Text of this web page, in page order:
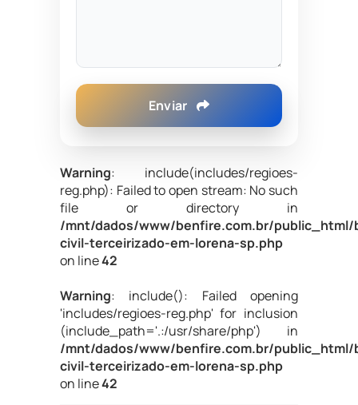
Enviar
Warning: include(includes/regioes-
reg.php): Failed to open stream: No such
file or directory in
/mnt/dados/www/benfire.com.br/public_html/
civil-terceirizado-em-lorena-sp.php
on line42
Warning: include(): Failed opening
'includes/regioes-reg.php' for inclusion
(include_path='.:/usr/share/php') in
/mnt/dados/www/benfire.com.br/public_html/
civil-terceirizado-em-lorena-sp.php
on line42